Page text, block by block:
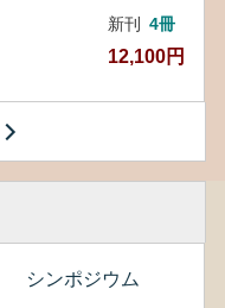
新刊 4冊
12,100円
シンポジウム